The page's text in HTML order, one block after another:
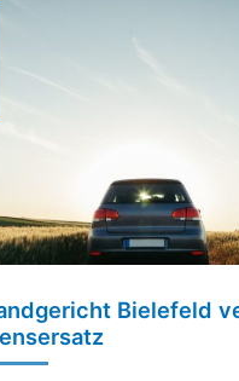
Bielefeld